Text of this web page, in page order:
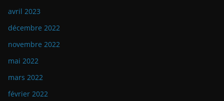
avril 2023
décembre 2022
novembre 2022
mai 2022
mars 2022
février 2022